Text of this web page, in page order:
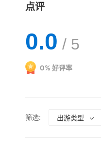
点评
0.0 / 5
0% 好评率
筛选: 出游类型